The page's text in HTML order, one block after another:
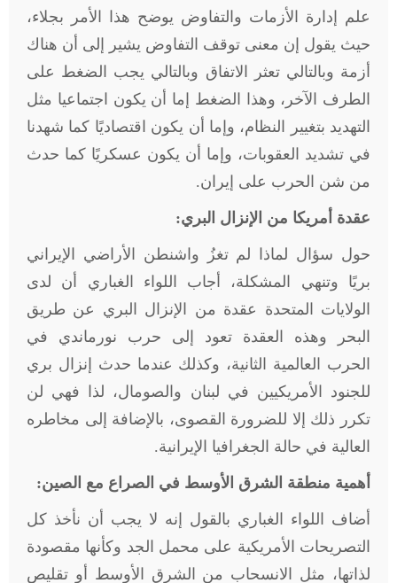
علم إدارة الأزمات والتفاوض يوضح هذا الأمر بجلاء،
حيث يقول إن معنى توقف التفاوض يشير إلى أن هناك
أزمة وبالتالي تعثر الاتفاق وبالتالي يجب الضغط على
الطرف الآخر، وهذا الضغط إما أن يكون اجتماعيا مثل
التهديد بتغيير النظام، وإما أن يكون اقتصاديًا كما شهدنا
في تشديد العقوبات، وإما أن يكون عسكريًا كما حدث
من شن الحرب على إيران.
عقدة أمريكا من الإنزال البري:
حول سؤال لماذا لم تغزُ واشنطن الأراضي الإيراني
بريًا وتنهي المشكلة، أجاب اللواء الغباري أن لدى
الولايات المتحدة عقدة من الإنزال البري عن طريق
البحر وهذه العقدة تعود إلى حرب نورماندي في
الحرب العالمية الثانية، وكذلك عندما حدث إنزال بري
للجنود الأمريكيين في لبنان والصومال، لذا فهي لن
تكرر ذلك إلا للضرورة القصوى، بالإضافة إلى مخاطره
العالية في حالة الجغرافيا الإيرانية.
أهمية منطقة الشرق الأوسط في الصراع مع الصين:
أضاف اللواء الغباري بالقول إنه لا يجب أن نأخذ كل
التصريحات الأمريكية على محمل الجد وكأنها مقصودة
لذاتها، مثل الانسحاب من الشرق الأوسط أو تقليص